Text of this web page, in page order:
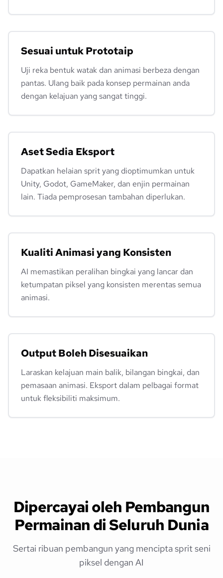
Sesuai untuk Prototaip
Uji reka bentuk watak dan animasi berbeza dengan
pantas. Ulang baik pada konsep permainan anda
dengan kelajuan yang sangat tinggi.
Aset Sedia Eksport
Dapatkan helaian sprit yang dioptimumkan untuk
Unity, Godot, GameMaker, dan enjin permainan
lain. Tiada pemprosesan tambahan diperlukan.
Kualiti Animasi yang Konsisten
AI memastikan peralihan bingkai yang lancar dan
ketumpatan piksel yang konsisten merentas semua
animasi.
Output Boleh Disesuaikan
Laraskan kelajuan main balik, bilangan bingkai, dan
pemasaan animasi. Eksport dalam pelbagai format
untuk fleksibiliti maksimum.
Dipercayai oleh Pembangun
Permainan di Seluruh Dunia
Sertai ribuan pembangun yang mencipta sprit seni
piksel dengan AI